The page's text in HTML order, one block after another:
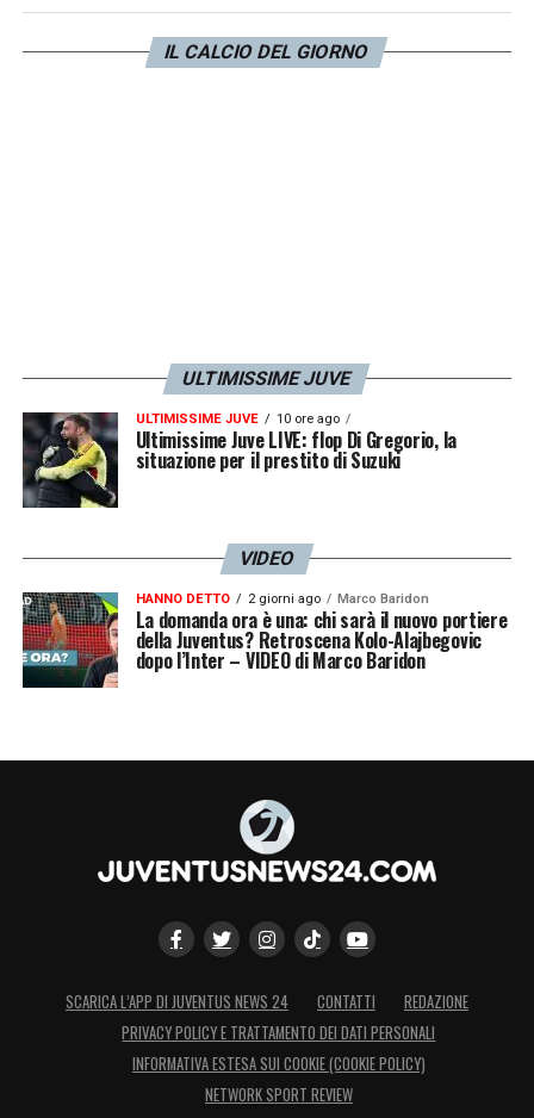
il J Medical. L’operazione, eseguita dal Dott.
Loris Pegoli, è perfettamente riuscita e il
IL CALCIO DEL GIORNO
ULTIMISSIME JUVE
ULTIMISSIME JUVE 10 ore ago
Ultimissime Juve LIVE: flop Di Gregorio, la
situazione per il prestito di Suzuki
VIDEO
HANNO DETTO 2 giorni ago Marco Baridon
La domanda ora è una: chi sarà il nuovo portiere
della Juventus? Retroscena Kolo-Alajbegovic
dopo l’Inter – VIDEO di Marco Baridon
SCARICA L’APP DI JUVENTUS NEWS 24 CONTATTI
REDAZIONE
PRIVACY POLICY E TRATTAMENTO DEI DATI PERSONALI
INFORMATIVA ESTESA SUI COOKIE (COOKIE POLICY)
NETWORK SPORT REVIEW